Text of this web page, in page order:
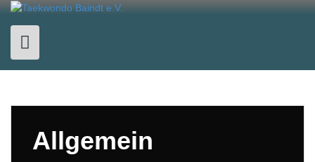
Skip
content
Allgemein